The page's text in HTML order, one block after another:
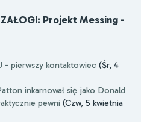
Projekt Messing -
- pierwszy kontaktowiec (Śr, 4
inkarnował się jako Donald
pewni (Czw, 5 kwietnia